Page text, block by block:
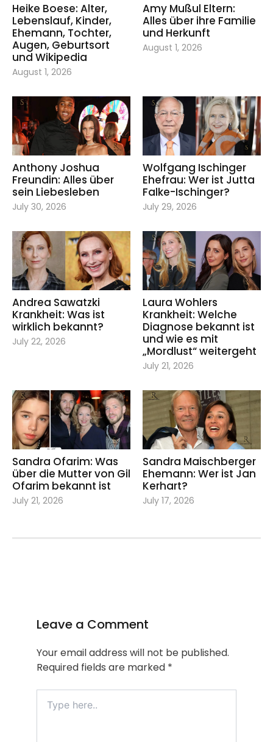
Heike Boese: Alter,
Lebenslauf, Kinder,
Ehemann, Tochter,
Augen, Geburtsort
und Wikipedia
August 1, 2026
Amy Mußul Eltern:
Alles über ihre Familie
und Herkunft
August 1, 2026
Anthony Joshua
Freundin: Alles über
sein Liebesleben
July 30, 2026
Wolfgang Ischinger
Ehefrau: Wer ist Jutta
Falke-Ischinger?
July 29, 2026
Andrea Sawatzki
Krankheit: Was ist
wirklich bekannt?
July 22, 2026
Laura Wohlers
Krankheit: Welche
Diagnose bekannt ist
und wie es mit
„Mordlust“ weitergeht
July 21, 2026
Sandra Ofarim: Was
über die Mutter von Gil
Ofarim bekannt ist
July 21, 2026
Sandra Maischberger
Ehemann: Wer ist Jan
Kerhart?
July 17, 2026
Leave a Comment
Your email address will not be published.
Required fields are marked *
here..